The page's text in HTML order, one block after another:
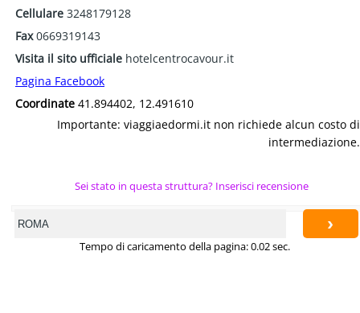
Cellulare 3248179128
Fax0669319143
Visita il sito ufficiale hotelcentrocavour.it
Pagina Facebook
Coordinate 41.894402, 12.491610
Importante: viaggiaedormi.it non richiede alcun costo di
intermediazione.
Sei stato in questa struttura? Inserisci recensione
›
Tempo di caricamento della pagina: 0.02 sec.